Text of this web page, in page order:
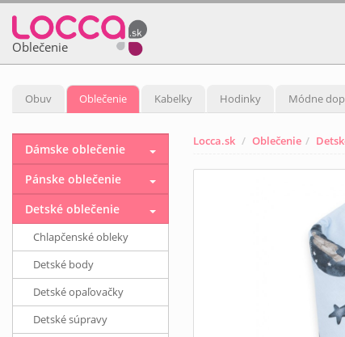
Oblečenie
Obuv Oblečenie Kabelky Hodinky Módne
Locca.sk Oblečenie
Dámske oblečenie
Pánske oblečenie
Detské oblečenie
Chlapčenské obleky
Detské body
Detské opaľovačky
Detské súpravy